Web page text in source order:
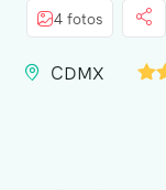
4 fotos
CDMX